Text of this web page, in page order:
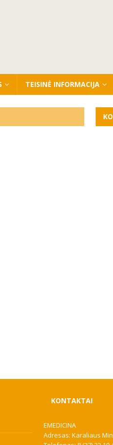
TEISINĖ INFORMACIJA
KONTAKTAI
EMEDICINA
Adresas: Karaliaus